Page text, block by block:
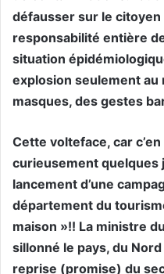
défausser sur le
responsabilité entière
situation
explosion seulement
masques, des gestes
Cette volteface, car
curieusement quelques
lancement d’une
département du
maison »!! La ministre
sillonné le pays, du
reprise (promise) du